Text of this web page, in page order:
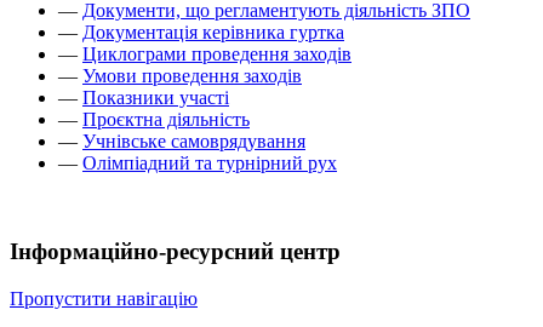
— Документи, що регламентують діяльність ЗПО
— Документація керівника гуртка
— Циклограми проведення заходів
— Умови проведення заходів
— Показники участі
— Проєктна діяльність
— Учнівське самоврядування
— Олімпіадний та турнірний рух
Інформаційно-ресурсний центр
Пропустити навігацію